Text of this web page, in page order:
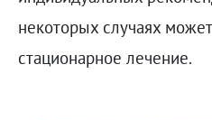
некоторых случаях
стационарное лечение.